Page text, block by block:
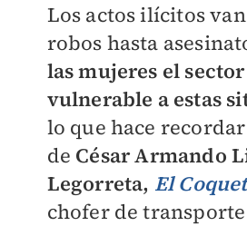
Los actos ilícitos
robos hasta
las mujeres el
vulnerable a estas
lo que hace
de César Armando
Legorreta, El
chofer de